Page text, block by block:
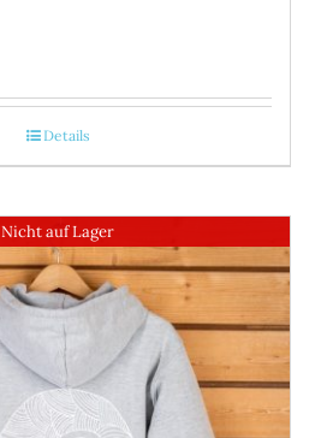
Details
Nicht auf Lager